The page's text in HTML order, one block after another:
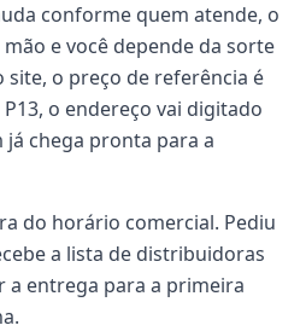
conforme quem atende, o
e você depende da sorte
site, o preço de referência é
o endereço vai digitado
já chega pronta para a
do horário comercial. Pediu
a lista de distribuidoras
a entrega para a primeira